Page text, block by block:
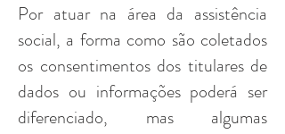
Por atuar na área da assistência
social, a forma como são coletados
os consentimentos dos titulares de
dados ou informações poderá ser
diferenciado, mas algumas